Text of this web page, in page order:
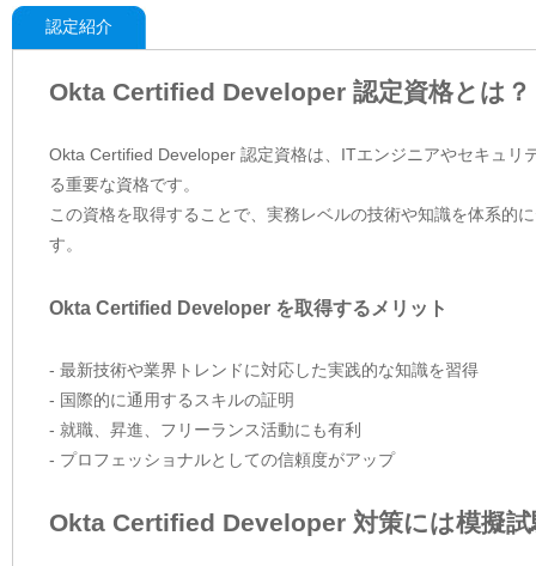
認定紹介
Okta Certified Developer 認定資格とは？
Okta Certified Developer 認定資格は、ITエンジニアやセキュ
る重要な資格です。
この資格を取得することで、実務レベルの技術や知識を体系的
す。
Okta Certified Developer を取得するメリット
- 最新技術や業界トレンドに対応した実践的な知識を習得
- 国際的に通用するスキルの証明
- 就職、昇進、フリーランス活動にも有利
- プロフェッショナルとしての信頼度がアップ
Okta Certified Developer 対策には模擬試